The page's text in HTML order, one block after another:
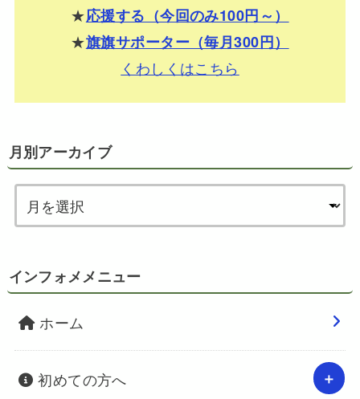
★応援する（今回のみ100円～）
★旗旗サポーター（毎月300円）
くわしくはこちら
月別アーカイブ
インフォメメニュー
ホーム
初めての方へ